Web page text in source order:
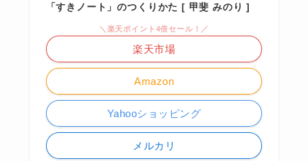
「すきノート」のつくりかた [ 甲斐 みのり ]
Amazon
＼楽天ポイント4倍セール！／
楽天市場
Yahooショッピング
メルカリ